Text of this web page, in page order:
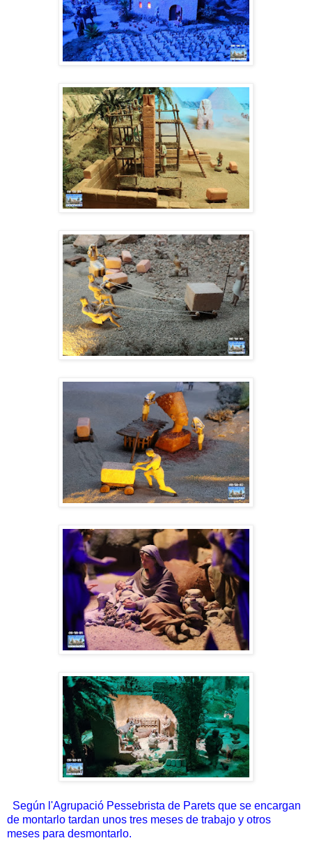
Según l'Agrupació Pessebrista de Parets que se encargan
de montarlo tardan unos tres meses de trabajo y otros
meses para desmontarlo.